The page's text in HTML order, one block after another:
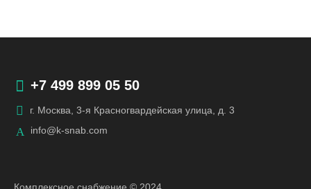
+7 499 899 05 50
г. Москва, 3-я Красногвардейская улица, д. 3
info@k-snab.com